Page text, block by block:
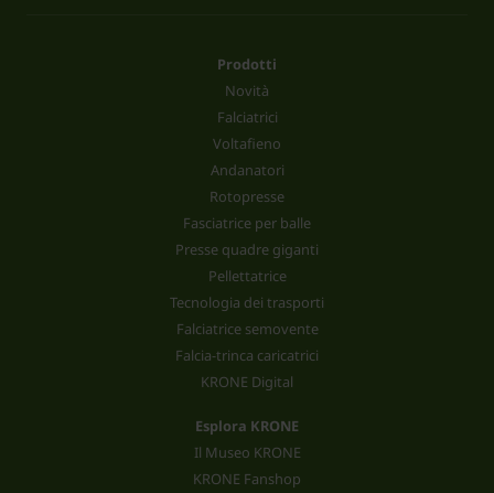
Prodotti
Novità
Falciatrici
Voltafieno
Andanatori
Rotopresse
Fasciatrice per balle
Presse quadre giganti
Pellettatrice
Tecnologia dei trasporti
Falciatrice semovente
Falcia-trinca caricatrici
KRONE Digital
Esplora KRONE
Il Museo KRONE
KRONE Fanshop